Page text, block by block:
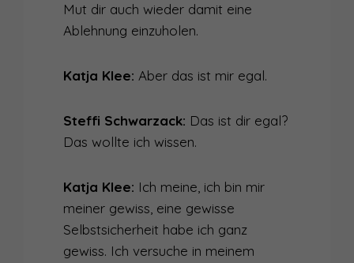
Mut dir auch wieder damit eine
Ablehnung einzuholen.
Katja Klee: Aber das ist mir egal.
Steffi Schwarzack: Das ist dir egal?
Das wollte ich wissen.
Katja Klee: Ich meine, ich bin mir
meiner gewiss, eine gewisse
Selbstsicherheit habe ich ganz
gewiss. Ich versuche in meinem